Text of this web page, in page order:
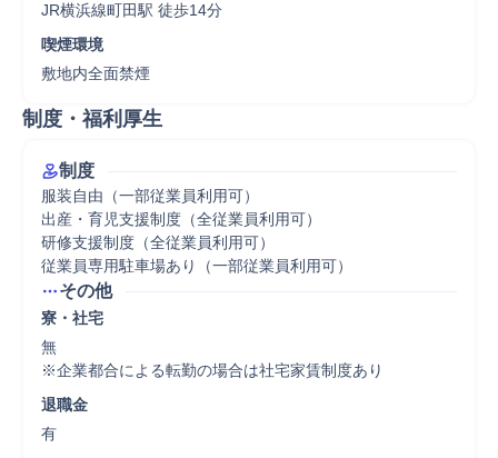
JR横浜線町田駅 徒歩14分
喫煙環境
敷地内全面禁煙
制度・福利厚生
制度
服装自由（一部従業員利用可）
出産・育児支援制度（全従業員利用可）
研修支援制度（全従業員利用可）
従業員専用駐車場あり（一部従業員利用可）
その他
寮・社宅
無
※企業都合による転勤の場合は社宅家賃制度あり
退職金
有